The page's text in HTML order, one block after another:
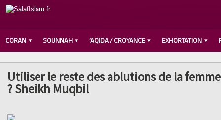
CORAN SOUNNAH ‘AQIDA / CROYANCE EXHORTATION
Utiliser le reste des ablutions de la
? Sheikh Muqbil